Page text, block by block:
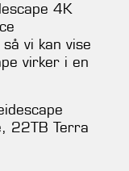
4K
vi kan vise
virker i en
22TB Terra